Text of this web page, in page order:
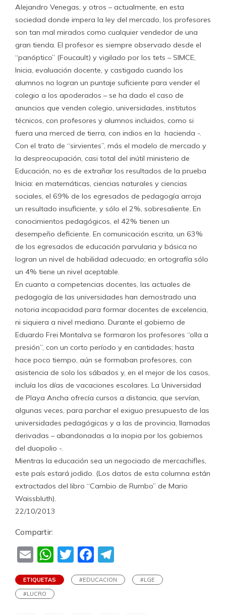
Alejandro Venegas, y otros – actualmente, en esta
sociedad donde impera la ley del mercado, los profesores
son tan mal mirados como cualquier vendedor de una
gran tienda. El profesor es siempre observado desde el
“panóptico” (Foucault) y vigilado por los tets – SIMCE,
Inicia, evaluación docente, y castigado cuando los
alumnos no logran un puntaje suficiente para vender el
colegio a los apoderados – se ha dado el caso de
anuncios que venden colegio, universidades, institutos
técnicos, con profesores y alumnos incluidos, como si
fuera una merced de tierra, con indios en la hacienda -.
Con el trato de “sirvientes”, más el modelo de mercado y
la despreocupación, casi total del inútil ministerio de
Educación, no es de extrañar los resultados de la prueba
Inicia: en matemáticas, ciencias naturales y ciencias
sociales, el 69% de los egresados de pedagogía arroja
un resultado insuficiente, y sólo el 2%, sobresaliente. En
conocimientos pedagógicos, el 42% tienen un
desempeño deficiente. En comunicación escrita, un 63%
de los egresados de educación parvularia y básica no
logran un nivel de habilidad adecuado; en ortografía sólo
un 4% tiene un nivel aceptable.
En cuanto a competencias docentes, las actuales de
pedagogía de las universidades han demostrado una
notoria incapacidad para formar docentes de excelencia,
ni siquiera a nivel mediano. Durante el gobierno de
Eduardo Frei Montalva se formaron los profesores “olla a
presión”, con un corto período y en cantidades; hasta
hace poco tiempo, aún se formaban profesores, con
asistencia de solo los sábados y, en el mejor de los casos,
incluía los días de vacaciones escolares. La Universidad
de Playa Ancha ofrecía cursos a distancia, que servían,
algunas veces, para parchar el exiguo presupuesto de las
universidades pedagógicas y a las de provincia, llamadas
derivadas – abandonadas a la inopia por los gobiernos
del duopolio -.
Mientras la educación sea un negociado de mercachifles,
este país estará jodido. (Los datos de esta columna están
extractados del libro “Cambio de Rumbo” de Mario
Waissbluth).
22/10/2013
Compartir:
EmailWhatsApp
TwitterFacebook
ETIQUETAS #EDUCACION
#LGE
#LUCRO